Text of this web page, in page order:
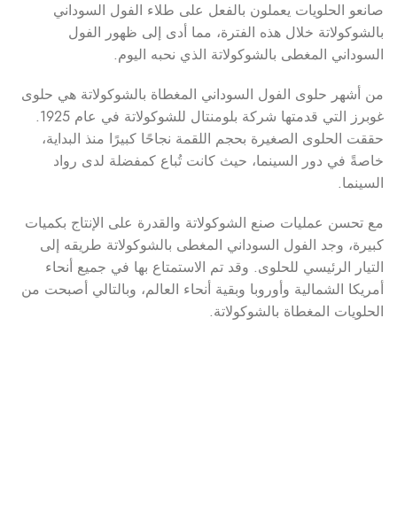
صانعو الحلويات يعملون بالفعل على طلاء الفول السوداني
بالشوكولاتة خلال هذه الفترة، مما أدى إلى ظهور الفول
السوداني المغطى بالشوكولاتة الذي نحبه اليوم.
من أشهر حلوى الفول السوداني المغطاة بالشوكولاتة هي حلوى
غوبرز التي قدمتها شركة بلومنتال للشوكولاتة في عام 1925.
حققت الحلوى الصغيرة بحجم اللقمة نجاحًا كبيرًا منذ البداية،
خاصةً في دور السينما، حيث كانت تُباع كمفضلة لدى رواد
السينما.
مع تحسن عمليات صنع الشوكولاتة والقدرة على الإنتاج بكميات
كبيرة، وجد الفول السوداني المغطى بالشوكولاتة طريقه إلى
التيار الرئيسي للحلوى. وقد تم الاستمتاع بها في جميع أنحاء
أمريكا الشمالية وأوروبا وبقية أنحاء العالم، وبالتالي أصبحت من
الحلويات المغطاة بالشوكولاتة.